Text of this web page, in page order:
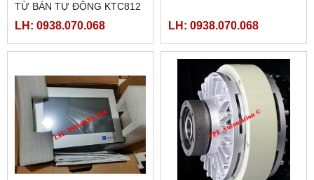
TỪ BÁN TỰ ĐỘNG KTC812
LH: 0938.070.068 LH: 0938.070.068